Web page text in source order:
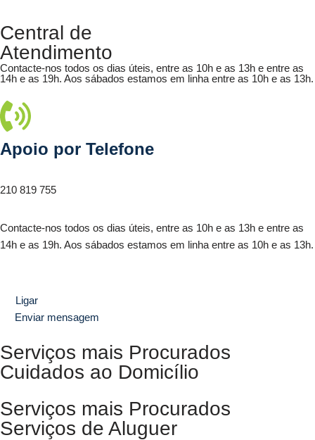
Central de
Atendimento
Contacte-nos todos os dias úteis, entre as 10h e as 13h e entre as
14h e as 19h. Aos sábados estamos em linha entre as 10h e as 13h.
Apoio por Telefone
210 819 755
Contacte-nos todos os dias úteis, entre as 10h e as 13h e entre as
14h e as 19h. Aos sábados estamos em linha entre as 10h e as 13h.
Ligar
Enviar mensagem
Serviços mais Procurados
Cuidados ao Domicílio
Serviços mais Procurados
Serviços de Aluguer